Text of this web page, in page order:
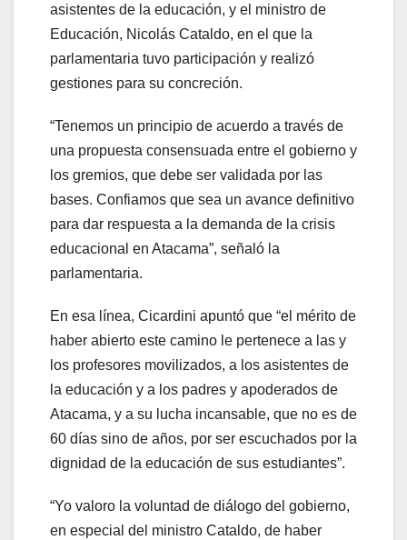
asistentes de la educación, y el ministro de
Educación, Nicolás Cataldo, en el que la
parlamentaria tuvo participación y realizó
gestiones para su concreción.
“Tenemos un principio de acuerdo a través de
una propuesta consensuada entre el gobierno y
los gremios, que debe ser validada por las
bases. Confiamos que sea un avance definitivo
para dar respuesta a la demanda de la crisis
educacional en Atacama”, señaló la
parlamentaria.
En esa línea, Cicardini apuntó que “el mérito de
haber abierto este camino le pertenece a las y
los profesores movilizados, a los asistentes de
la educación y a los padres y apoderados de
Atacama, y a su lucha incansable, que no es de
60 días sino de años, por ser escuchados por la
dignidad de la educación de sus estudiantes”.
“Yo valoro la voluntad de diálogo del gobierno,
en especial del ministro Cataldo, de haber